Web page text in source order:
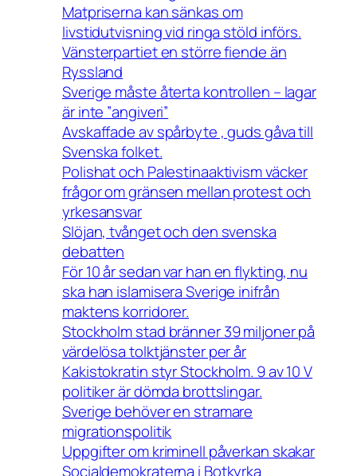
Matpriserna kan sänkas om
livstidutvisning vid ringa stöld införs.
Vänsterpartiet en större fiende än
Ryssland
Sverige måste återta kontrollen – lagar
är inte ”angiveri”
Avskaffade av spårbyte , guds gåva till
Svenska folket.
Polishat och Palestinaaktivism väcker
frågor om gränsen mellan protest och
yrkesansvar
Slöjan, tvånget och den svenska
debatten
För 10 år sedan var han en flykting, nu
ska han islamisera Sverige inifrån
maktens korridorer.
Stockholm stad bränner 39 miljoner på
värdelösa tolktjänster per år
Kakistokratin styr Stockholm. 9 av 10 V
politiker är dömda brottslingar.
Sverige behöver en stramare
migrationspolitik
Uppgifter om kriminell påverkan skakar
Socialdemokraterna i Botkyrka